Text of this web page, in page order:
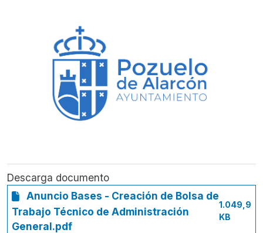
Descarga documento
Anuncio Bases - Creación de Bolsa de
Trabajo Técnico de Administración
General.pdf
1.049,9
KB